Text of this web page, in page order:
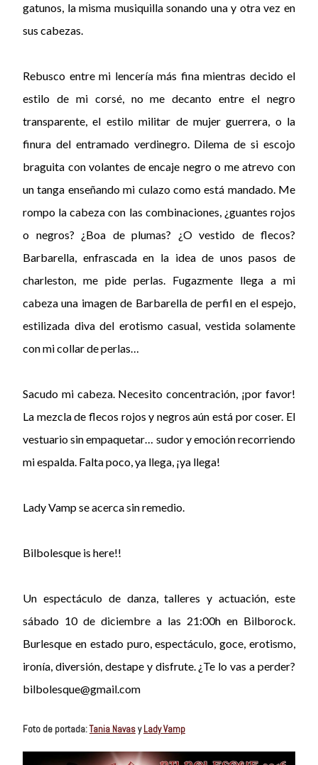
gatunos, la misma musiquilla sonando una y otra vez en
sus cabezas.
Rebusco entre mi lencería más fina mientras decido el
estilo de mi corsé, no me decanto entre el negro
transparente, el estilo militar de mujer guerrera, o la
finura del entramado verdinegro. Dilema de si escojo
braguita con volantes de encaje negro o me atrevo con
un tanga enseñando mi culazo como está mandado. Me
rompo la cabeza con las combinaciones, ¿guantes rojos
o negros? ¿Boa de plumas? ¿O vestido de flecos?
Barbarella, enfrascada en la idea de unos pasos de
charleston, me pide perlas. Fugazmente llega a mi
cabeza una imagen de Barbarella de perfil en el espejo,
estilizada diva del erotismo casual, vestida solamente
con mi collar de perlas…
Sacudo mi cabeza. Necesito concentración, ¡por favor!
La mezcla de flecos rojos y negros aún está por coser. El
vestuario sin empaquetar… sudor y emoción recorriendo
mi espalda. Falta poco, ya llega, ¡ya llega!
Lady Vamp se acerca sin remedio.
Bilbolesque is here!!
Un espectáculo de danza, talleres y actuación, este
sábado 10 de diciembre a las 21:00h en Bilborock.
Burlesque en estado puro, espectáculo, goce, erotismo,
ironía, diversión, destape y disfrute. ¿Te lo vas a perder?
bilbolesque@gmail.com
Foto de portada:Tania NavasyLady Vamp